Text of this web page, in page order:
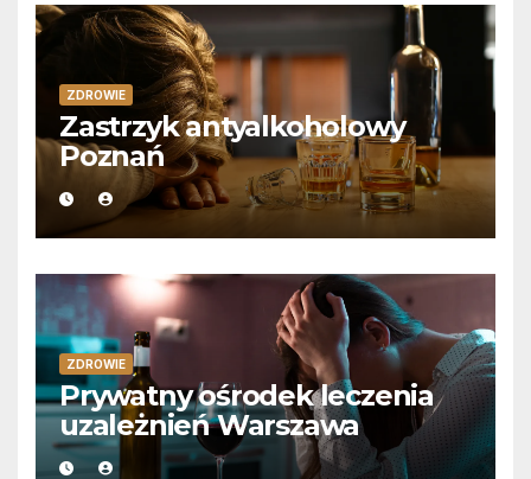
ZDROWIE
Zastrzyk antyalkoholowy
Poznań
ZDROWIE
Prywatny ośrodek leczenia
uzależnień Warszawa